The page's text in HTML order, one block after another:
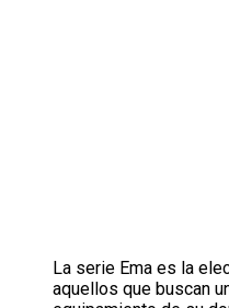
La serie Ema es la
aquellos que buscan